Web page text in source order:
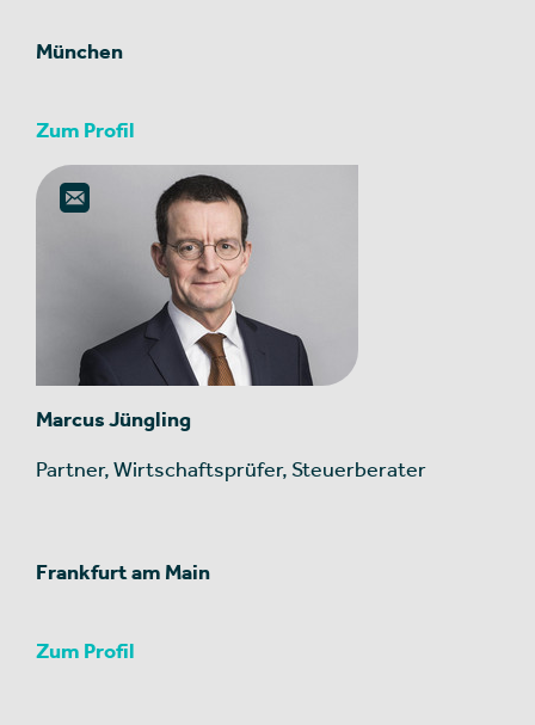
München
Zum Profil
Marcus Jüngling
Partner, Wirtschaftsprüfer, Steuerberater
Frankfurt am Main
Zum Profil